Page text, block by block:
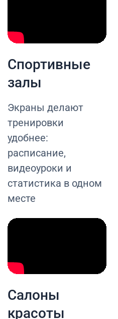
Спортивные
залы
Экраны делают
тренировки
удобнее:
расписание,
видеоуроки и
статистика в одном
месте
Салоны
красоты